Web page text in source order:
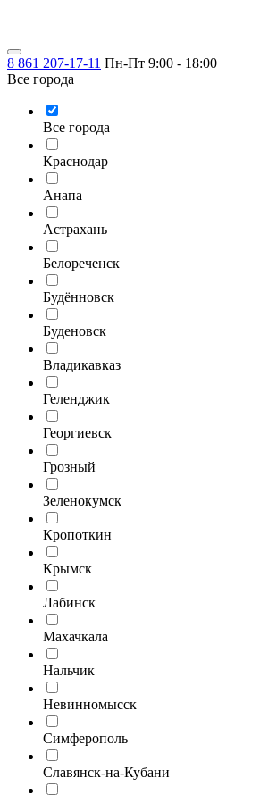
8 861 207-17-11 Пн-Пт 9:00 - 18:00
Все города
Все города
Краснодар
Анапа
Астрахань
Белореченск
Будённовск
Буденовск
Владикавказ
Геленджик
Георгиевск
Грозный
Зеленокумск
Кропоткин
Крымск
Лабинск
Махачкала
Нальчик
Невинномысск
Симферополь
Славянск-на-Кубани